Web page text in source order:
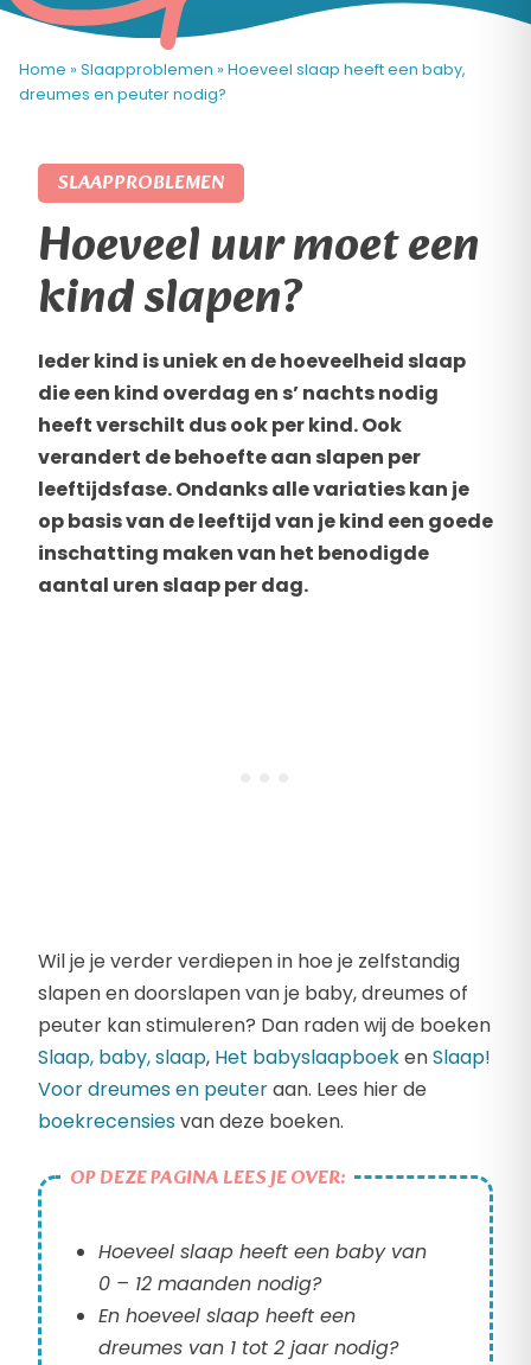
Home » Slaapproblemen » Hoeveel slaap heeft een baby,
dreumes en peuter nodig?
SLAAPPROBLEMEN
Hoeveel uur moet een
kind slapen?
Ieder kind is uniek en de hoeveelheid slaap
die een kind overdag en s’ nachts nodig
heeft verschilt dus ook per kind. Ook
verandert de behoefte aan slapen per
leeftijdsfase. Ondanks alle variaties kan je
op basis van de leeftijd van je kind een goede
inschatting maken van het benodigde
aantal uren slaap per dag.
Wil je je verder verdiepen in hoe je zelfstandig
slapen en doorslapen van je baby, dreumes of
peuter kan stimuleren? Dan raden wij de boeken
Slaap, baby, slaap, Het babyslaapboekenSlaap!
Voor dreumes en peuteraan. Lees hier de
boekrecensiesvan deze boeken.
OP DEZE PAGINA LEES JE OVER:
Hoeveel slaap heeft een baby van
0 – 12 maanden nodig?
En hoeveel slaap heeft een
dreumes van 1 tot 2 jaar nodig?